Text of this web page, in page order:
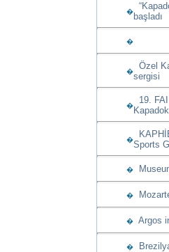
�başladı
�
�
Özel
sergisi
�
19.
�Sports
�
�
� Argos
�